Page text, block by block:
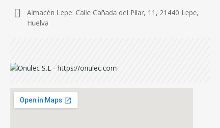
Almacén Lepe: Calle Cañada del Pilar, 11, 21440 Lepe,
Huelva